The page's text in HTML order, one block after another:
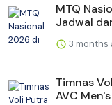
MTQ
Jadwal
3 months
Timnas
AVC Men's